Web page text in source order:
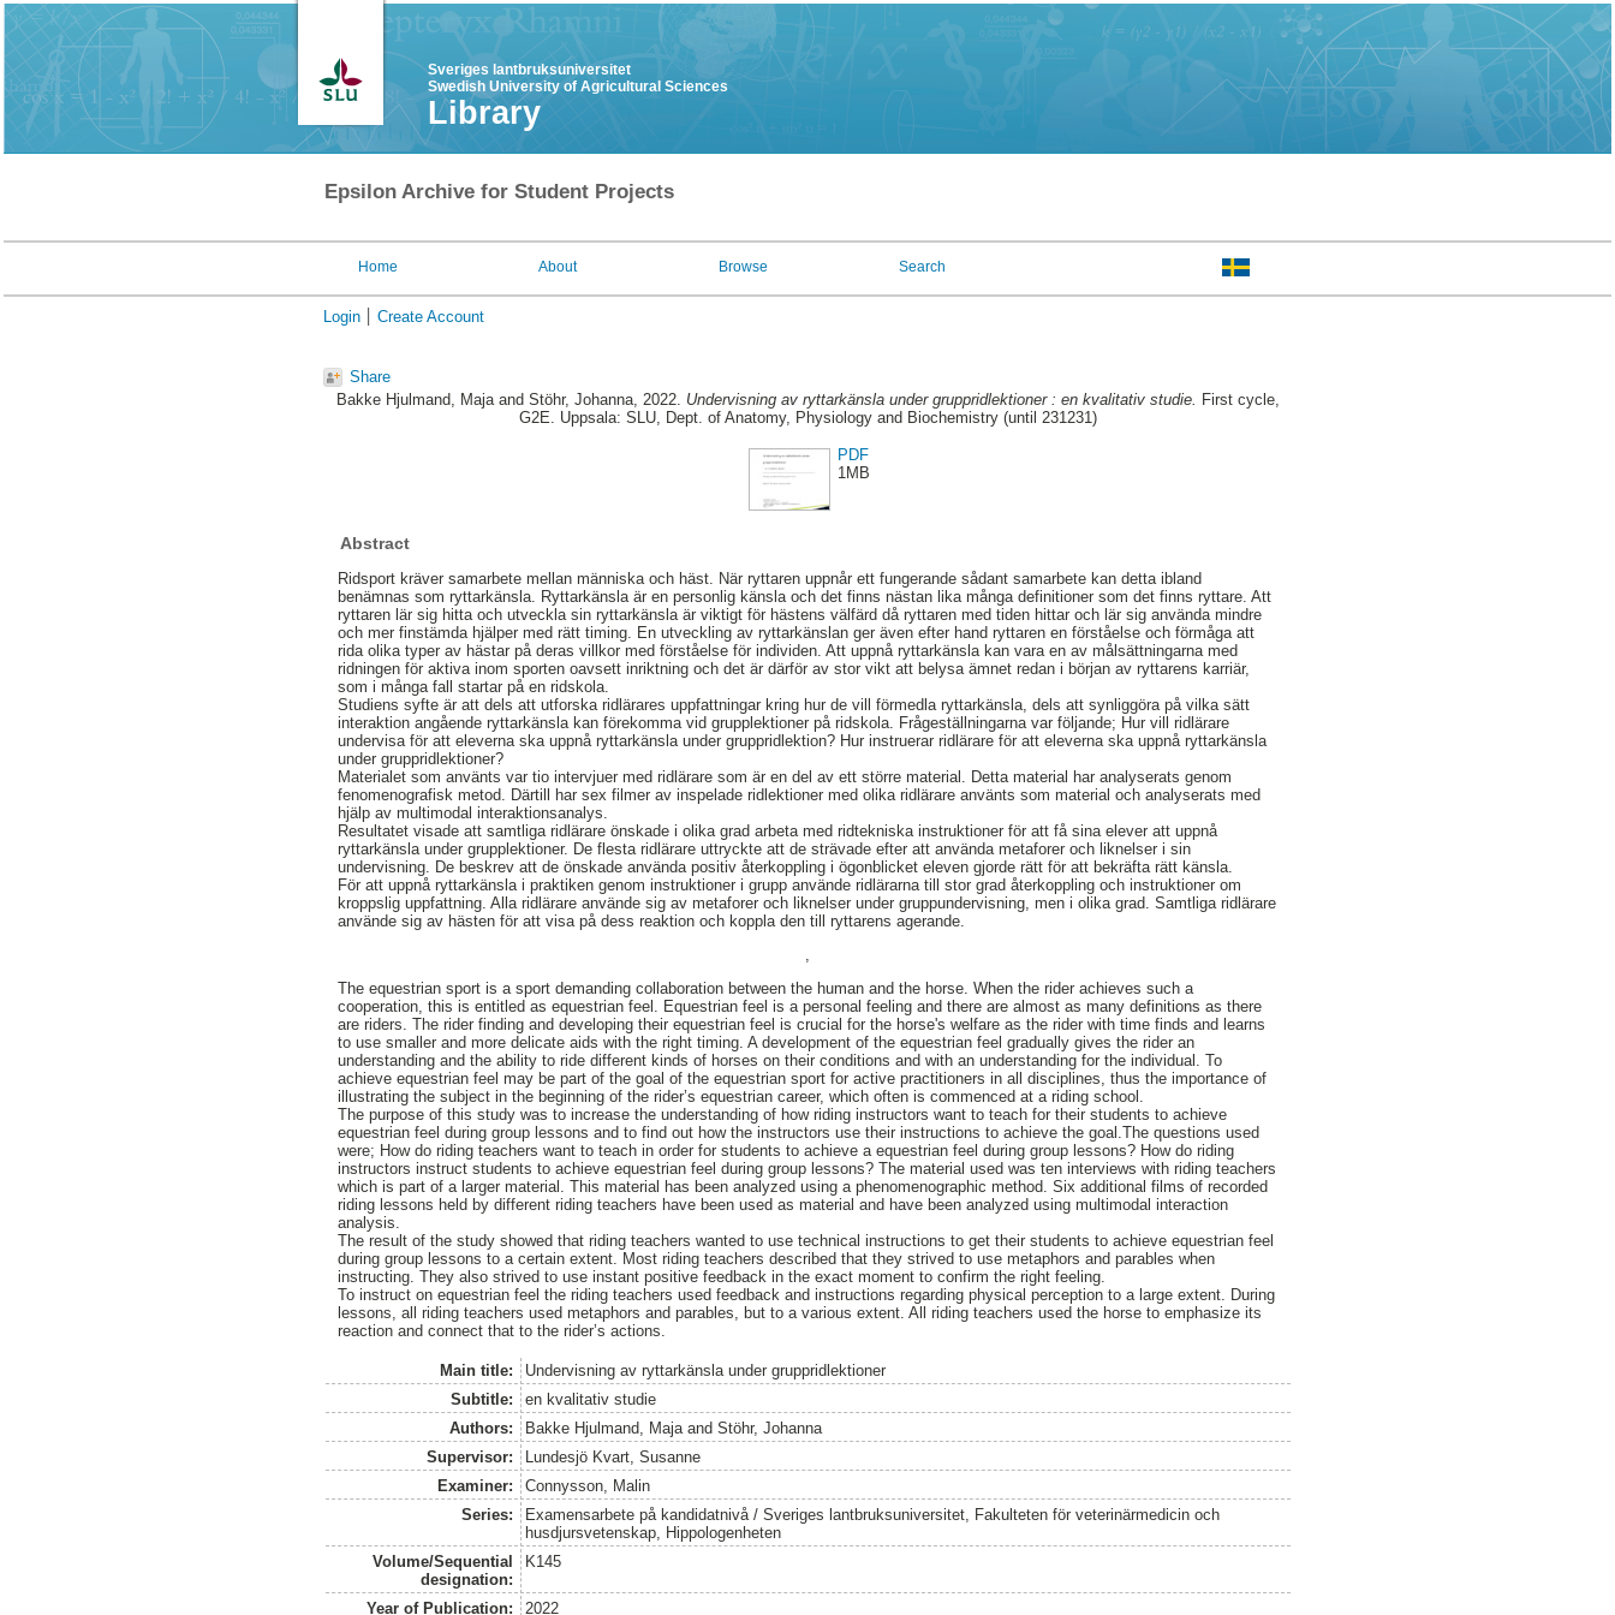
Sveriges lantbruksuniversitet
Swedish University of Agricultural Sciences
Library
Epsilon Archive for Student Projects
Home About Browse Search
Login Create Account
Share
Bakke Hjulmand, Majaand Stöhr, Johanna, 2022. Undervisning av ryttarkänsla under gruppridlektioner : en kvalitativ studie. First cycle,
G2E. Uppsala: SLU, Dept. of Anatomy, Physiology and Biochemistry (until 231231)
PDF
1MB
Abstract
Ridsport kräver samarbete mellan människa och häst. När ryttaren uppnår ett fungerande sådant samarbete kan detta ibland
benämnas som ryttarkänsla. Ryttarkänsla är en personlig känsla och det finns nästan lika många definitioner som det finns ryttare. Att
ryttaren lär sig hitta och utveckla sin ryttarkänsla är viktigt för hästens välfärd då ryttaren med tiden hittar och lär sig använda mindre
och mer finstämda hjälper med rätt timing. En utveckling av ryttarkänslan ger även efter hand ryttaren en förståelse och förmåga att
rida olika typer av hästar på deras villkor med förståelse för individen. Att uppnå ryttarkänsla kan vara en av målsättningarna med
ridningen för aktiva inom sporten oavsett inriktning och det är därför av stor vikt att belysa ämnet redan i början av ryttarens karriär,
som i många fall startar på en ridskola.
Studiens syfte är att dels att utforska ridlärares uppfattningar kring hur de vill förmedla ryttarkänsla, dels att synliggöra på vilka sätt
interaktion angående ryttarkänsla kan förekomma vid grupplektioner på ridskola. Frågeställningarna var följande; Hur vill ridlärare
undervisa för att eleverna ska uppnå ryttarkänsla under gruppridlektion? Hur instruerar ridlärare för att eleverna ska uppnå ryttarkänsla
under gruppridlektioner?
Materialet som använts var tio intervjuer med ridlärare som är en del av ett större material. Detta material har analyserats genom
fenomenografisk metod. Därtill har sex filmer av inspelade ridlektioner med olika ridlärare använts som material och analyserats med
hjälp av multimodal interaktionsanalys.
Resultatet visade att samtliga ridlärare önskade i olika grad arbeta med ridtekniska instruktioner för att få sina elever att uppnå
ryttarkänsla under grupplektioner. De flesta ridlärare uttryckte att de strävade efter att använda metaforer och liknelser i sin
undervisning. De beskrev att de önskade använda positiv återkoppling i ögonblicket eleven gjorde rätt för att bekräfta rätt känsla.
För att uppnå ryttarkänsla i praktiken genom instruktioner i grupp använde ridlärarna till stor grad återkoppling och instruktioner om
kroppslig uppfattning. Alla ridlärare använde sig av metaforer och liknelser under gruppundervisning, men i olika grad. Samtliga ridlärare
använde sig av hästen för att visa på dess reaktion och koppla den till ryttarens agerande.
The equestrian sport is a sport demanding collaboration between the human and the horse. When the rider achieves such a
cooperation, this is entitled as equestrian feel. Equestrian feel is a personal feeling and there are almost as many definitions as there
are riders. The rider finding and developing their equestrian feel is crucial for the horse's welfare as the rider with time finds and learns
to use smaller and more delicate aids with the right timing. A development of the equestrian feel gradually gives the rider an
understanding and the ability to ride different kinds of horses on their conditions and with an understanding for the individual. To
achieve equestrian feel may be part of the goal of the equestrian sport for active practitioners in all disciplines, thus the importance of
illustrating the subject in the beginning of the rider’s equestrian career, which often is commenced at a riding school.
The purpose of this study was to increase the understanding of how riding instructors want to teach for their students to achieve
equestrian feel during group lessons and to find out how the instructors use their instructions to achieve the goal.The questions used
were; How do riding teachers want to teach in order for students to achieve a equestrian feel during group lessons? How do riding
instructors instruct students to achieve equestrian feel during group lessons? The material used was ten interviews with riding teachers
which is part of a larger material. This material has been analyzed using a phenomenographic method. Six additional films of recorded
riding lessons held by different riding teachers have been used as material and have been analyzed using multimodal interaction
analysis.
The result of the study showed that riding teachers wanted to use technical instructions to get their students to achieve equestrian feel
during group lessons to a certain extent. Most riding teachers described that they strived to use metaphors and parables when
instructing. They also strived to use instant positive feedback in the exact moment to confirm the right feeling.
To instruct on equestrian feel the riding teachers used feedback and instructions regarding physical perception to a large extent. During
lessons, all riding teachers used metaphors and parables, but to a various extent. All riding teachers used the horse to emphasize its
reaction and connect that to the rider’s actions.
Main title:
Undervisning av ryttarkänsla under gruppridlektioner
Subtitle:
en kvalitativ studie
Authors:
Bakke Hjulmand, Majaand Stöhr, Johanna
Supervisor:
Lundesjö Kvart, Susanne
Examiner:
Connysson, Malin
Series:
Examensarbete på kandidatnivå / Sveriges lantbruksuniversitet, Fakulteten för veterinärmedicin och
husdjursvetenskap, Hippologenheten
Volume/Sequential
designation:
K145
Year of Publication: 2022